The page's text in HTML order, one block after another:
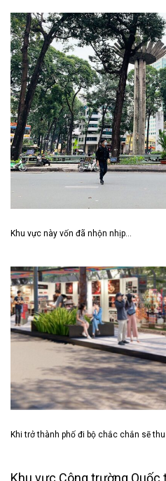
Khu vực này vốn đã nhộn nhịp…
Khi trở thành phố đi bộ chắc chắn sẽ
Khu vực Công trường Quốc